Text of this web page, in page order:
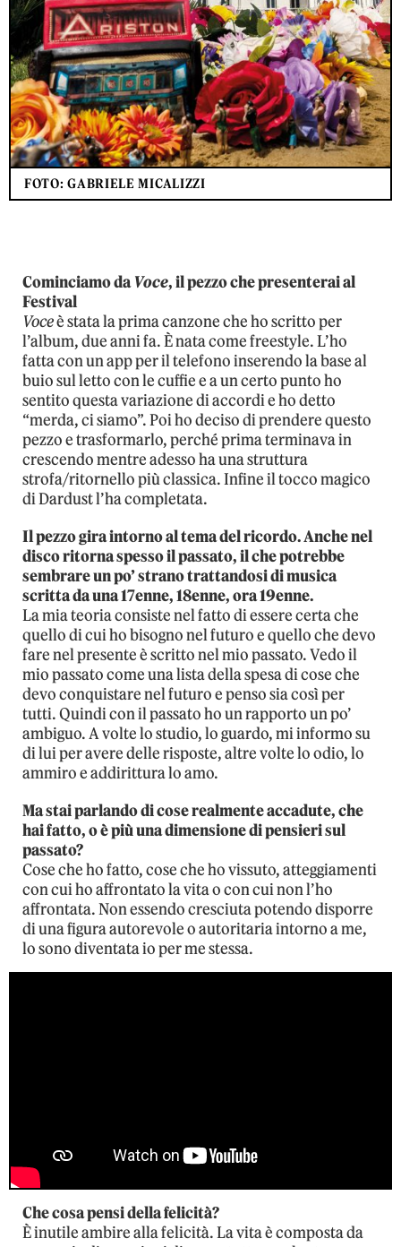
FOTO: GABRIELE MICALIZZI
Cominciamo daVoce, il pezzo che presenterai al
Festival
Voceè stata la prima canzone che ho scritto per
l’album, due anni fa. È nata come freestyle. L’ho
fatta con un app per il telefono inserendo la base al
buio sul letto con le cuffie e a un certo punto ho
sentito questa variazione di accordi e ho detto
“merda, ci siamo”. Poi ho deciso di prendere questo
pezzo e trasformarlo, perché prima terminava in
crescendo mentre adesso ha una struttura
strofa/ritornello più classica. Infine il tocco magico
di Dardust l’ha completata.
Il pezzo gira intorno al tema del ricordo. Anche nel
disco ritorna spesso il passato, il che potrebbe
sembrare un po’ strano trattandosi di musica
scritta da una 17enne, 18enne, ora 19enne.
La mia teoria consiste nel fatto di essere certa che
quello di cui ho bisogno nel futuro e quello che devo
fare nel presente è scritto nel mio passato. Vedo il
mio passato come una lista della spesa di cose che
devo conquistare nel futuro e penso sia così per
tutti. Quindi con il passato ho un rapporto un po’
ambiguo. A volte lo studio, lo guardo, mi informo su
di lui per avere delle risposte, altre volte lo odio, lo
ammiro e addirittura lo amo.
Ma stai parlando di cose realmente accadute, che
hai fatto, o è più una dimensione di pensieri sul
passato?
Cose che ho fatto, cose che ho vissuto, atteggiamenti
con cui ho affrontato la vita o con cui non l’ho
affrontata. Non essendo cresciuta potendo disporre
di una figura autorevole o autoritaria intorno a me,
lo sono diventata io per me stessa.
Che cosa pensi della felicità?
È inutile ambire alla felicità. La vita è composta da